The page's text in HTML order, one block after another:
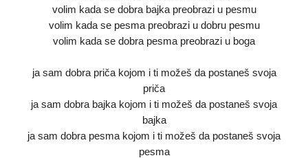
volim kada se dobra bajka preobrazi u pesmu
volim kada se pesma preobrazi u dobru pesmu
volim kada se dobra pesma preobrazi u boga
ja sam dobra priča kojom i ti možeš da postaneš svoja
priča
ja sam dobra bajka kojom i ti možeš da postaneš svoja
bajka
ja sam dobra pesma kojom i ti možeš da postaneš svoja
pesma